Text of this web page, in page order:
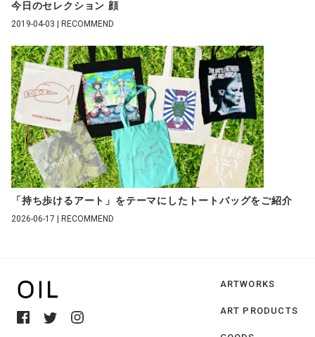
今日のセレクション 顔
2019-04-03 | RECOMMEND
「持ち歩けるアート」をテーマにしたトートバッグをご紹介
2026-06-17 | RECOMMEND
ARTWORKS
ART PRODUCTS